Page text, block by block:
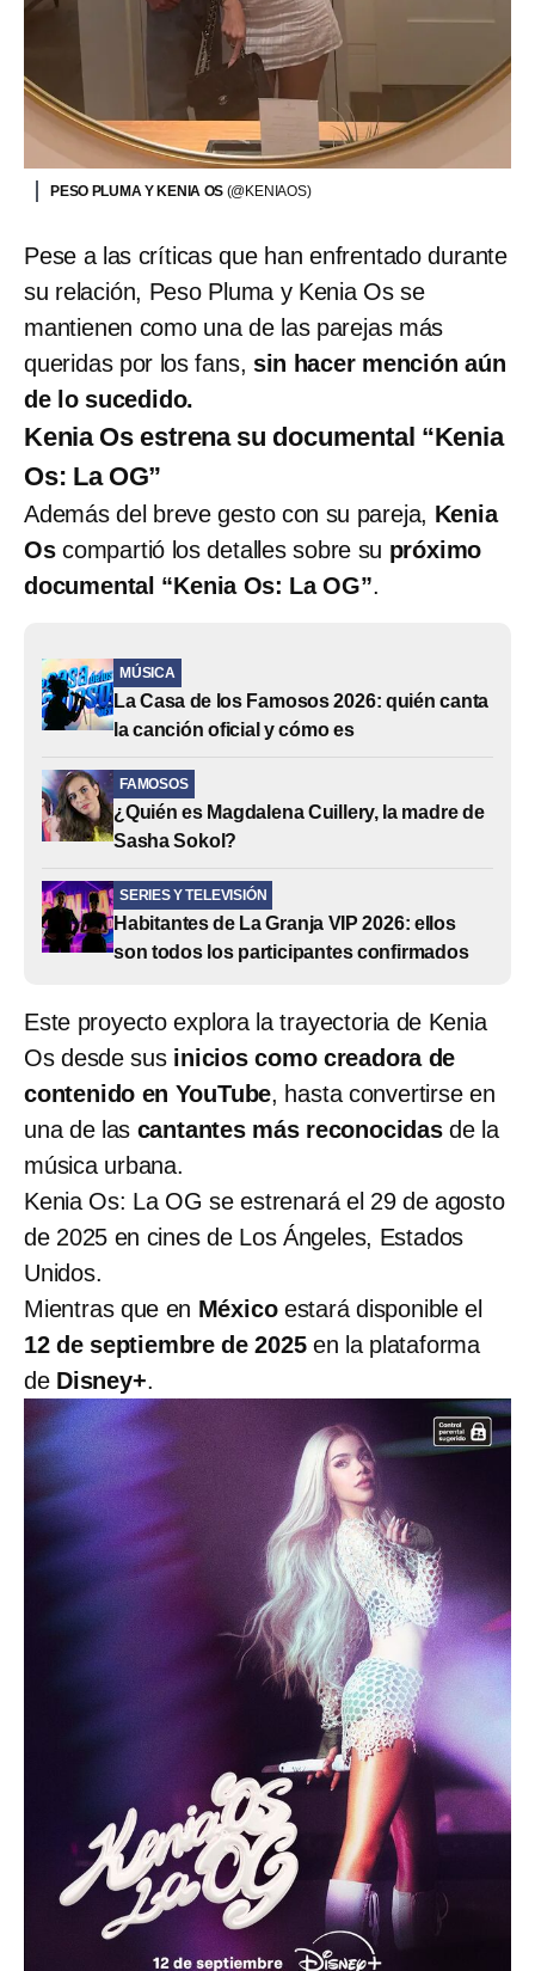
PESO PLUMA Y KENIA OS (@KENIAOS)
Pese a las críticas que han enfrentado durante
su relación, Peso Pluma y Kenia Os se
mantienen como una de las parejas más
queridas por los fans, sin hacer mención aún
de lo sucedido.
Kenia Os estrena su documental “Kenia
Os: La OG”
Además del breve gesto con su pareja, Kenia
Oscompartió los detalles sobre su próximo
documental “Kenia Os: La OG”.
MÚSICA
La Casa de los Famosos 2026: quién canta
la canción oficial y cómo es
FAMOSOS
¿Quién es Magdalena Cuillery, la madre de
Sasha Sokol?
SERIES Y TELEVISIÓN
Habitantes de La Granja VIP 2026: ellos
son todos los participantes confirmados
Este proyecto explora la trayectoria de Kenia
Os desde susinicios como creadora de
contenido en YouTube, hasta convertirse en
una de las cantantes más reconocidasde la
música urbana.
Kenia Os: La OG se estrenará el 29 de agosto
de 2025 en cines de Los Ángeles, Estados
Unidos.
Mientras que en Méxicoestará disponible el
12 de septiembre de 2025en la plataforma
de Disney+.